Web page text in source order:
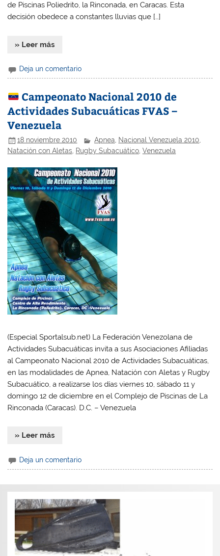
de Piscinas Poliedrito, la Rinconada, en Caracas. Esta
decisión obedece a constantes lluvias que […]
» Leer más
Deja un comentario
Campeonato Nacional 2010 de
Actividades Subacuáticas FVAS –
Venezuela
18 noviembre 2010 Apnea, Nacional Venezuela 2010,
Natación con Aletas Rugby Subacuático ,Venezuela
(Especial Sportalsub.net) La Federación Venezolana de
Actividades Subacuáticas invita a sus Asociaciones Afiliadas
al Campeonato Nacional 2010 de Actividades Subacuáticas,
en las modalidades de Apnea, Natación con Aletas y Rugby
Subacuático, a realizarse los días viernes 10, sábado 11 y
domingo 12 de diciembre en el Complejo de Piscinas de La
Rinconada (Caracas). D.C. – Venezuela
» Leer más
Deja un comentario